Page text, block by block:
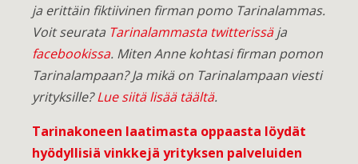
ja erittäin fiktiivinen firman pomo Tarinalammas.
Voit seurata Tarinalammasta twitterissäja
facebookissa. Miten Anne kohtasi firman pomon
Tarinalampaan?Ja mikä on Tarinalampaan viesti
yrityksille?Lue siitä lisää täältä.
Tarinakoneen laatimasta oppaasta löydät
hyödyllisiä vinkkejä yrityksen palveluiden